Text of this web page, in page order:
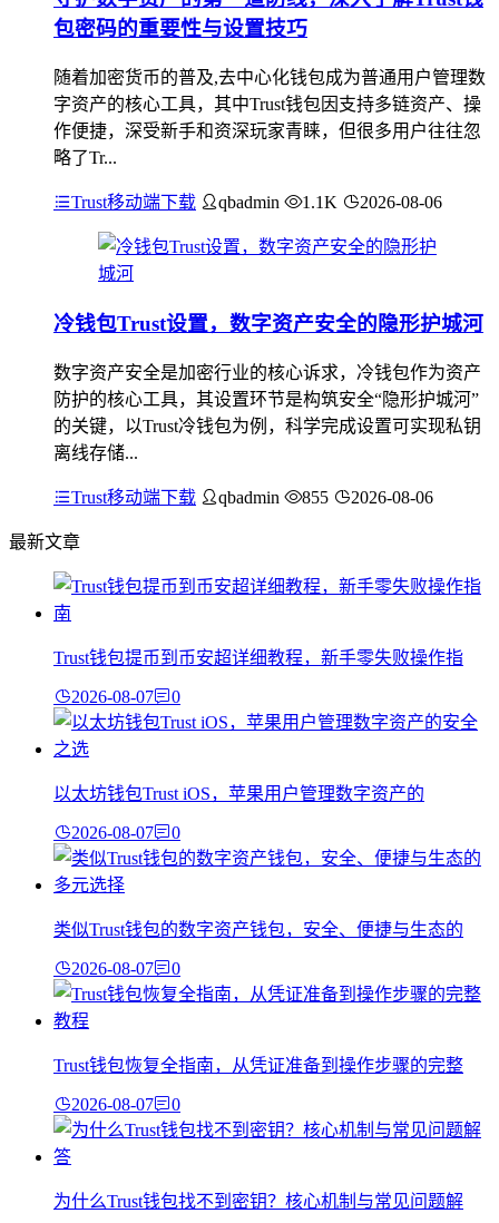
包密码的重要性与设置技巧
随着加密货币的普及,去中心化钱包成为普通用户管理数
字资产的核心工具，其中Trust钱包因支持多链资产、操
作便捷，深受新手和资深玩家青睐，但很多用户往往忽
略了Tr...
Trust移动端下载 qbadmin 1.1K 2026-08-06
冷钱包Trust设置，数字资产安全的隐形护城河
数字资产安全是加密行业的核心诉求，冷钱包作为资产
防护的核心工具，其设置环节是构筑安全“隐形护城河”
的关键，以Trust冷钱包为例，科学完成设置可实现私钥
离线存储...
Trust移动端下载 qbadmin 855 2026-08-06
最新文章
Trust钱包提币到币安超详细教程，新手零失败操作指
2026-08-07 0
以太坊钱包Trust iOS，苹果用户管理数字资产的
2026-08-07 0
类似Trust钱包的数字资产钱包，安全、便捷与生态的
2026-08-07 0
Trust钱包恢复全指南，从凭证准备到操作步骤的完整
2026-08-07 0
为什么Trust钱包找不到密钥？核心机制与常见问题解